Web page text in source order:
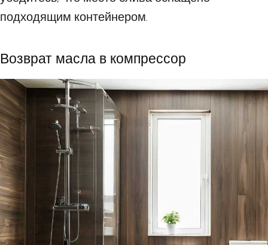
подходящим контейнером.
Возврат масла в компрессор